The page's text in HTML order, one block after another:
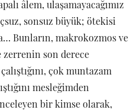
âlem, ulaşamayacağımız
sonsuz büyük; ötekisi
Bunların, makrokozmos ve
son derece
çok muntazam
mesleğimden
bir kimse olarak,